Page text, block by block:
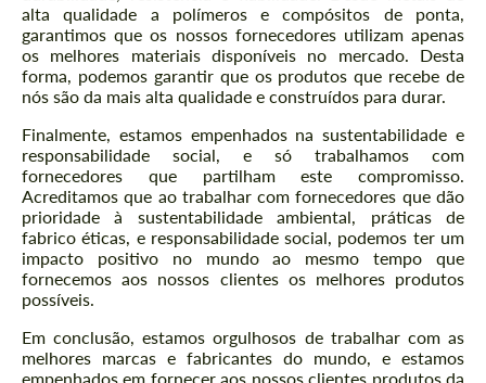
alta qualidade a polímeros e compósitos de ponta,
garantimos que os nossos fornecedores utilizam apenas
os melhores materiais disponíveis no mercado. Desta
forma, podemos garantir que os produtos que recebe de
nós são da mais alta qualidade e construídos para durar.
Finalmente, estamos empenhados na sustentabilidade e
responsabilidade social, e só trabalhamos com
fornecedores que partilham este compromisso.
Acreditamos que ao trabalhar com fornecedores que dão
prioridade à sustentabilidade ambiental, práticas de
fabrico éticas, e responsabilidade social, podemos ter um
impacto positivo no mundo ao mesmo tempo que
fornecemos aos nossos clientes os melhores produtos
possíveis.
Em conclusão, estamos orgulhosos de trabalhar com as
melhores marcas e fabricantes do mundo, e estamos
empenhados em fornecer aos nossos clientes produtos da
Pedido de um texto de volta
information for your price request. We will
contact you within 1 business day with our
most competitive offer.
Pedido de um texto de volta
information for your price request. We will
contact you within 1 business day with our
most competitive offer.